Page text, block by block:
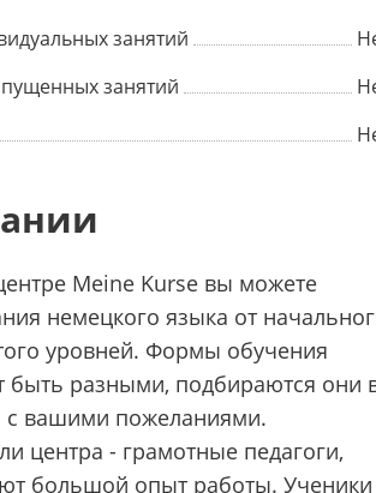
занятий
занятий
Meine Kurse вы можете
немецкого языка от
уровней. Формы обучения
быть разными, подбираются они
с вашими пожеланиями.
центра - грамотные педагоги,
большой опыт работы. Ученики